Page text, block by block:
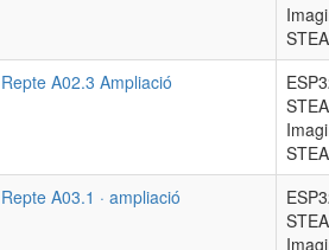
Repte A02.3 Ampliació
Repte A03.1 · ampliació